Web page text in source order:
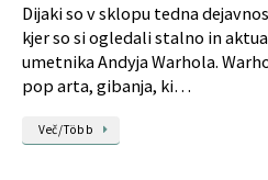
Dijaki so v sklopu tedna
kjer so si ogledali stalno in
umetnika Andyja Warhola.
pop arta, gibanja, ki…
Več/Több